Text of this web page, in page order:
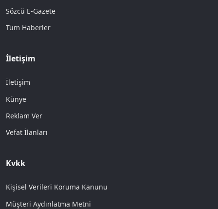
Sözcü E-Gazete
Tüm Haberler
İletişim
İletişim
Künye
Reklam Ver
Vefat İlanları
Kvkk
Kişisel Verileri Koruma Kanunu
Müşteri Aydınlatma Metni